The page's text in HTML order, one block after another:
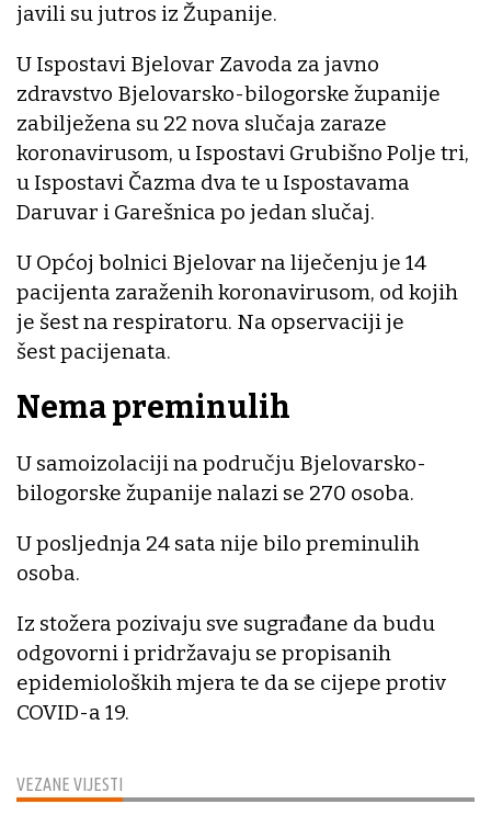
VEZANE VIJESTI
javili su jutros iz Županije.
U Ispostavi Bjelovar Zavoda za javno
zdravstvo Bjelovarsko-bilogorske županije
zabilježena su 22 nova slučaja zaraze
koronavirusom, u Ispostavi Grubišno Polje tri,
u Ispostavi Čazma dva te u Ispostavama
Daruvar i Garešnica po jedan slučaj.
U Općoj bolnici Bjelovar na liječenju je 14
pacijenta zaraženih koronavirusom, od kojih
je šest na respiratoru. Na opservaciji je
šest pacijenata.
Nema preminulih
U samoizolaciji na području Bjelovarsko-
bilogorske županije nalazi se 270 osoba.
U posljednja 24 sata nije bilo preminulih
osoba.
Iz stožera pozivaju sve sugrađane da budu
odgovorni i pridržavaju se propisanih
epidemioloških mjera te da se cijepe protiv
COVID-a 19.